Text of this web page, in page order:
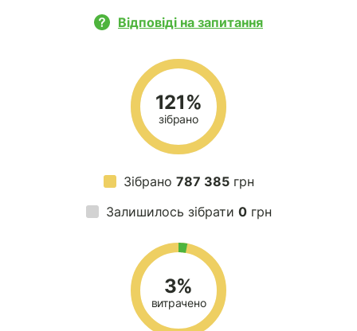
Відповіді на запитання
121%
зібрано
Зібрано 787 385грн
Залишилось зібрати 0грн
3%
витрачено